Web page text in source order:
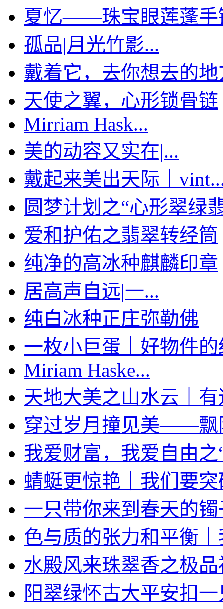
夏忆——珠宝眼莲蓬手
孤品|月光竹影...
戴着它，去你想去的地
天使之翼，心形锁骨链
Mirriam Hask...
美的动容又实在|...
戴起来美出天际｜
圆梦计划之“心形翠绿
爱和护佑之翡翠转经筒
纯净的高冰种麒麟印章
居高声自远|一...
纯白冰种正庄弥勒佛
一枚小巨蛋｜好物件的
Miriam Haske...
天地大美之山水云｜有
穿过岁月撞见美——飘
我爱财富，我爱自由之
蜻蜓更惊艳｜我们要突
一只带你来到春天的镯
色与质的张力和平衡｜
水殿风来珠翠香之极品
阳翠绿怀古大平安扣一